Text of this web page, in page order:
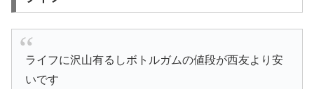
ライフに沢山有るしボトルガムの値段が西友より安
いです